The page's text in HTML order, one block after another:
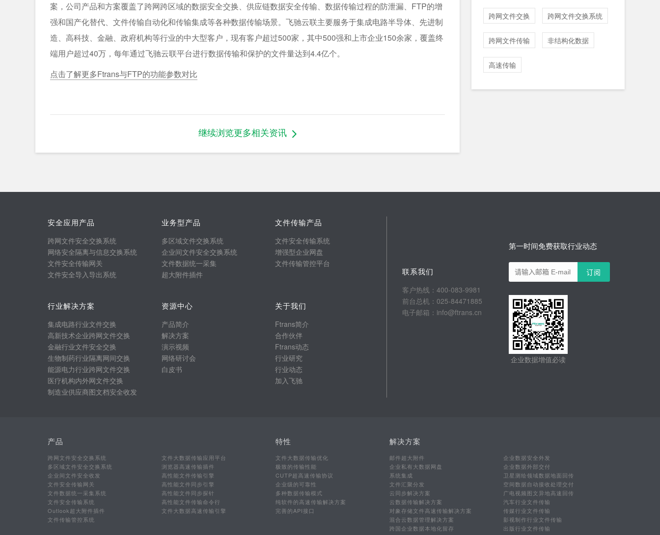
案，公司产品和方案覆盖了跨网跨区域的数据安全交换、供应链数据安全传输、数据传输过程的防泄漏、FTP的增
强和国产化替代、文件传输自动化和传输集成等各种数据传输场景。飞驰云联主要服务于集成电路半导体、先进制
造、高科技、金融、政府机构等行业的中大型客户，现有客户超过500家，其中500强和上市企业150余家，覆盖终
端用户超过40万，每年通过飞驰云联平台进行数据传输和保护的文件量达到4.4亿个。
点击了解更多Ftrans与FTP的功能参数对比
继续浏览更多相关资讯
跨网文件交换 跨网文件交换系统
跨网文件传输 非结构化数据
高速传输
安全应用产品
跨网文件安全交换系统
网络安全隔离与信息交换系统
文件安全传输网关
文件安全导入导出系统
业务型产品
多区域文件交换系统
企业间文件安全交换系统
文件数据统一采集
超大附件插件
文件传输产品
文件安全传输系统
增强型企业网盘
文件传输管控平台
行业解决方案
集成电路行业文件交换
高新技术企业跨网文件交换
金融行业文件安全交换
生物制药行业隔离网间交换
能源电力行业跨网文件交换
医疗机构内外网文件交换
制造业供应商图文档安全收发
资源中心
产品简介
解决方案
演示视频
网络研讨会
白皮书
关于我们
Ftrans简介
合作伙伴
Ftrans动态
行业研究
行业动态
加入飞驰
联系我们
客户热线：400-083-9981
前台总机：025-84471885
电子邮箱：info@ftrans.cn
第一时间免费获取行业动态
企业数据增值必读
产品
跨网文件安全交换系统
多区域文件安全交换系统
企业间文件安全收发
文件安全传输网关
文件数据统一采集系统
文件安全传输系统
Outlook超大附件插件
文件传输管控系统
文件大数据传输应用平台
浏览器高速传输插件
高性能文件传输引擎
高性能文件同步引擎
高性能文件同步探针
高性能文件传输命令行
文件大数据高速传输引擎
特性
文件大数据传输优化
极致的传输性能
CUTP超高速传输协议
企业级的可靠性
多种数据传输模式
纯软件的高速传输解决方案
完善的API接口
解决方案
邮件超大附件
企业私有大数据网盘
系统集成
文件汇聚分发
云同步解决方案
云数据传输解决方案
对象存储文件高速传输解决方案
混合云数据管理解决方案
跨国企业数据本地化留存
企业数据安全外发
企业数据外部交付
卫星测绘领域数据地面回传
空间数据自动接收处理交付
广电视频图文异地高速回传
汽车行业文件传输
传媒行业文件传输
影视制作行业文件传输
出版行业文件传输